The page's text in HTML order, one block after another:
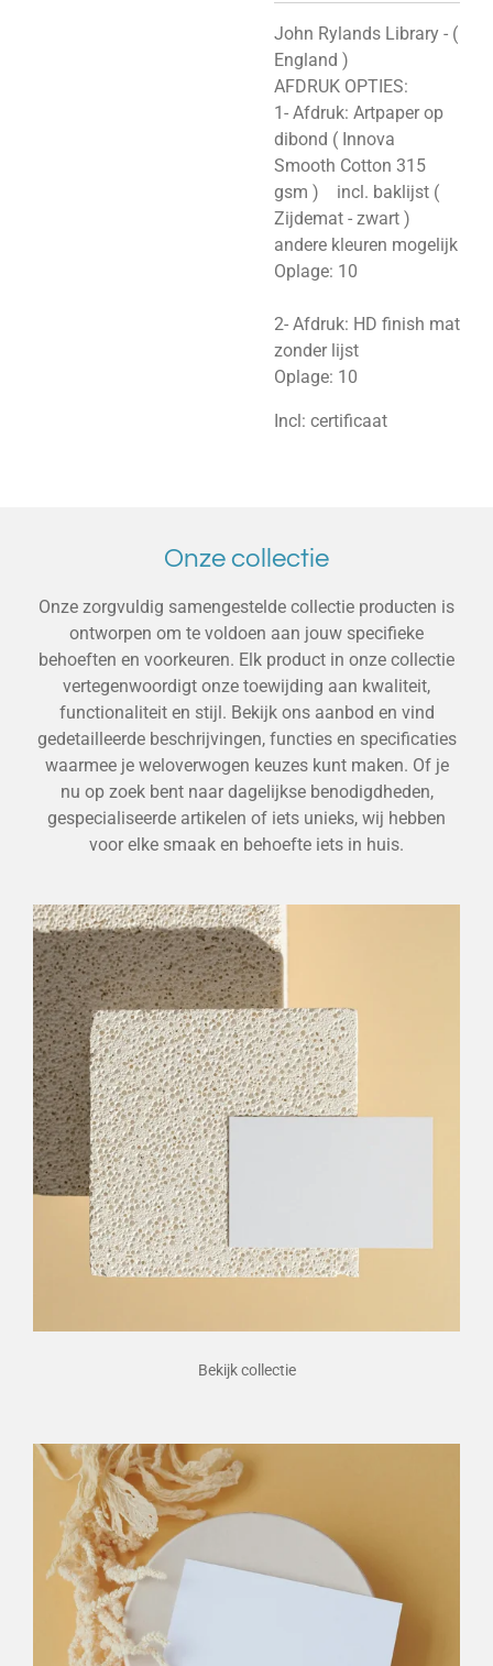
John Rylands Library - (
England )
AFDRUK OPTIES:
1- Afdruk: Artpaper op
dibond ( Innova
Smooth Cotton 315
gsm ) incl. baklijst (
Zijdemat - zwart )
andere kleuren mogelijk
Oplage: 10
2- Afdruk: HD finish mat
zonder lijst
Oplage: 10
Incl: certificaat
Onze collectie
Onze zorgvuldig samengestelde collectie producten is
ontworpen om te voldoen aan jouw specifieke
behoeften en voorkeuren. Elk product in onze collectie
vertegenwoordigt onze toewijding aan kwaliteit,
functionaliteit en stijl. Bekijk ons aanbod en vind
gedetailleerde beschrijvingen, functies en specificaties
waarmee je weloverwogen keuzes kunt maken. Of je
nu op zoek bent naar dagelijkse benodigdheden,
gespecialiseerde artikelen of iets unieks, wij hebben
voor elke smaak en behoefte iets in huis.
Bekijk collectie